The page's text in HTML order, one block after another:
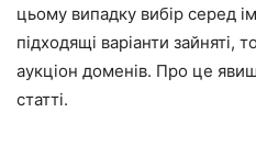
цьому випадку вибір серед
підходящі варіанти зайняті,
аукціон доменів. Про це
статті.